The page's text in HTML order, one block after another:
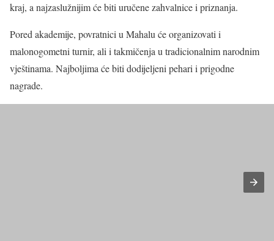
kraj, a najzaslužnijim će biti uručene zahvalnice i priznanja.
Pored akademije, povratnici u Mahalu će organizovati i
malonogometni turnir, ali i takmičenja u tradicionalnim narodnim
vještinama. Najboljima će biti dodijeljeni pehari i prigodne
nagrade.